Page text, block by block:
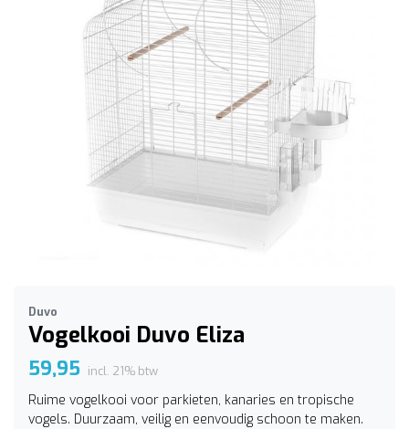
Duvo
Vogelkooi Duvo Eliza
59,95 incl. 21% btw
Ruime vogelkooi voor parkieten, kanaries en tropische
vogels. Duurzaam, veilig en eenvoudig schoon te maken.